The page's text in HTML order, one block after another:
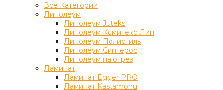
Все Категории
Линолеум
Линолеум Juteks
Линолеум Комитекс Лин
Линолеум Полистиль
Линолеум Синтерос
Линолеум на отрез
Ламинат
Ламинат Egger PRO
Ламинат Kastamonu